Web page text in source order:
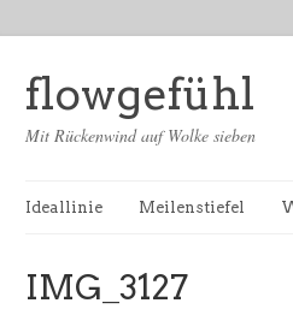
flowgefühl
Mit Rückenwind auf Wolke sieben
Ideallinie Meilenstiefel
IMG_3127